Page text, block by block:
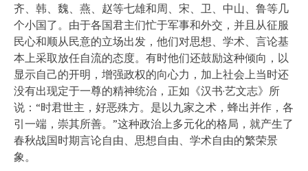
齐、韩、魏、燕、赵等七雄和周、宋、卫、中山、鲁等几
个小国了。由于各国君主们忙于军事和外交，并且从征服
民心和顺从民意的立场出发，他们对思想、学术、言论基
本上采取放任自流的态度。有时他们还鼓励这种倾向，以
显示自己的开明，增强政权的向心力，加上社会上当时还
没有出现定于一尊的精神统治，正如《汉书·艺文志》所
说：“时君世主，好恶殊方。是以九家之术，蜂出并作，各
引一端，崇其所善。”这种政治上多元化的格局，就产生了
春秋战国时期言论自由、思想自由、学术自由的繁荣景
象。